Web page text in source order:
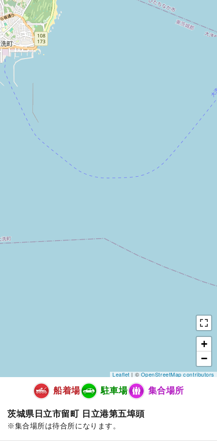
+
−
Leaflet| ©OpenStreetMap contributors
船着場 駐車場 集合場所
茨城県日立市留町 日立港第五埠頭
集合場所は待合所になります。